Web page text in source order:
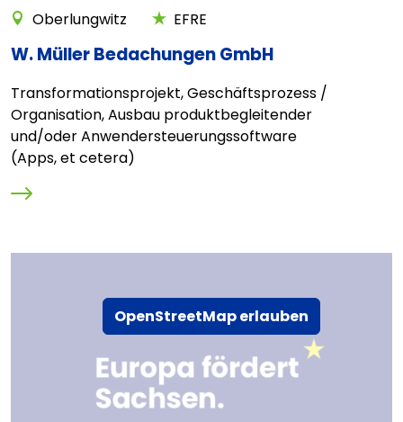
Oberlungwitz EFRE
W. Müller Bedachungen GmbH
Transformationsprojekt, Geschäftsprozess /
Organisation, Ausbau produktbegleitender
und/oder Anwendersteuerungssoftware
(Apps, et cetera)
OpenStreetMap erlauben